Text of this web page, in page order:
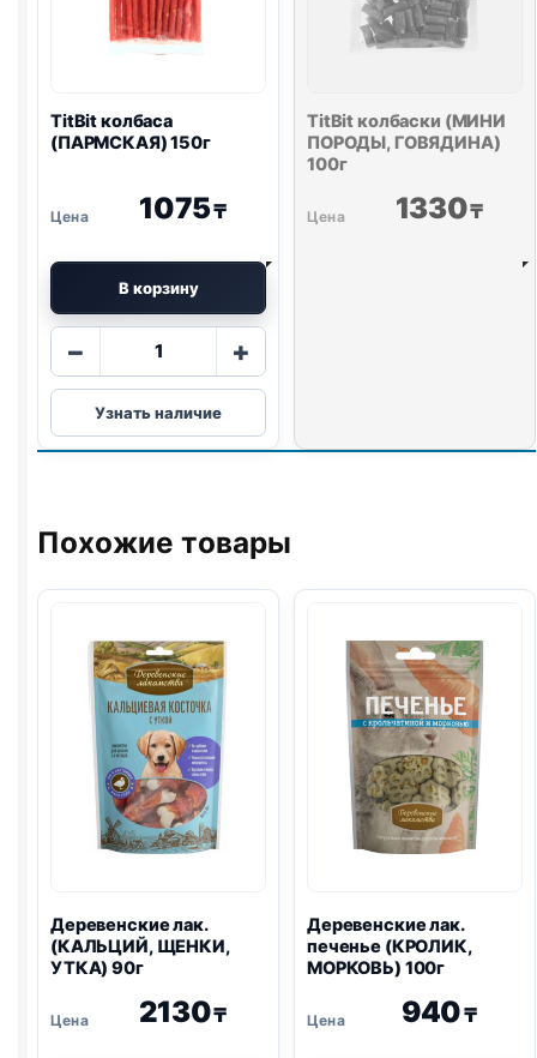
TitBit колбаса
(ПАРМСКАЯ) 150г
1075₸
В корзину
−
Количество
TitBit
колбаса
(ПАРМСКАЯ)
+
Узнать наличие
TitBit колбаски (МИНИ
ПОРОДЫ, ГОВЯДИНА)
100г
1330₸
Похожие товары
Деревенские лак.
(КАЛЬЦИЙ, ЩЕНКИ,
УТКА) 90г
2130₸
Деревенские лак.
печенье (КРОЛИК,
МОРКОВЬ) 100г
940₸